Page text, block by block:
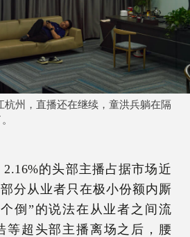
杭州，直播还在继续，童洪兵躺在隔
的头部主播占据市场近
分从业者只在极小份额内厮
倒”的说法在从业者之间流
等超头部主播离场之后，腰